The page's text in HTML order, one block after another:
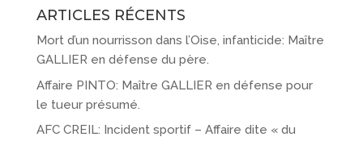
ARTICLES RÉCENTS
Mort d’un nourrisson dans l’Oise, infanticide: Maître
GALLIER en défense du père.
Affaire PINTO: Maître GALLIER en défense pour
le tueur présumé.
AFC CREIL: Incident sportif – Affaire dite « du